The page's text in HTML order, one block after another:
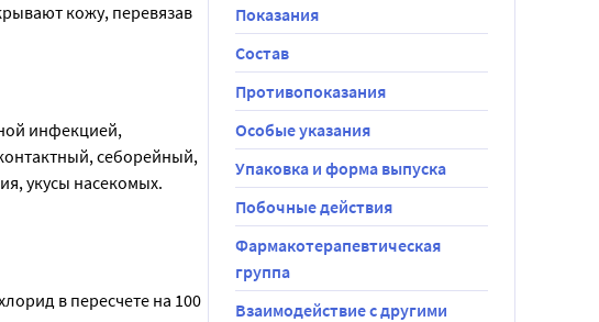
кожу, перевязав
инфекцией,
себорейный,
укусы насекомых.
в пересчете на 100
Показания
Состав
Противопоказания
Особые указания
Упаковка и форма выпуска
Побочные действия
Фармакотерапевтическая
группа
Взаимодействие с другими